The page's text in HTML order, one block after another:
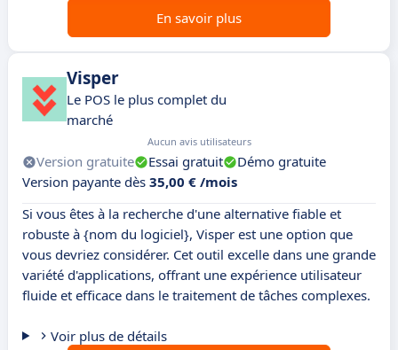
En savoir plus
Visper
Le POS le plus complet du
marché
Aucun avis utilisateurs
Version gratuite Essai gratuit
Démo gratuite
Version payante dès 35,00 € /mois
Si vous êtes à la recherche d'une alternative fiable et
robuste à {nom du logiciel}, Visper est une option que
vous devriez considérer. Cet outil excelle dans une grande
variété d'applications, offrant une expérience utilisateur
fluide et efficace dans le traitement de tâches complexes.
Voir plus de détails